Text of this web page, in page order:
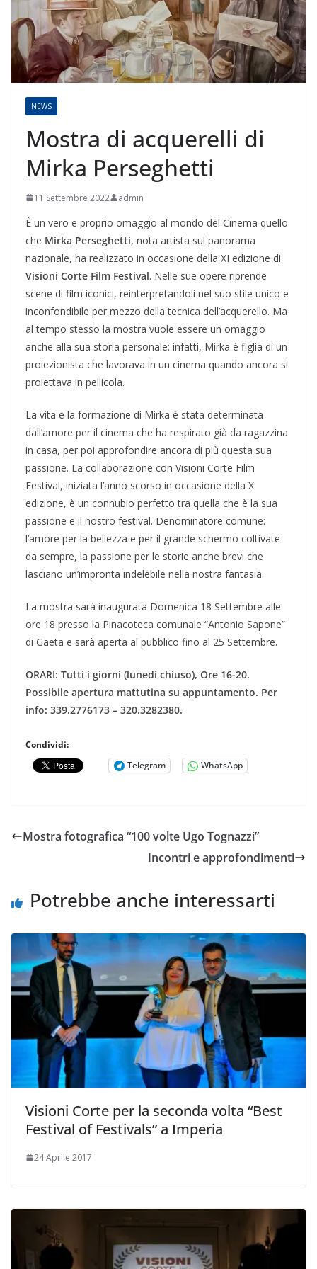
NEWS
Mostra di acquerelli di
Mirka Perseghetti
11 Settembre 2022 admin
È un vero e proprio omaggio al mondo del Cinema quello
che Mirka Perseghetti, nota artista sul panorama
nazionale, ha realizzato in occasione della XI edizione di
Visioni Corte Film Festival. Nelle sue opere riprende
scene di film iconici, reinterpretandoli nel suo stile unico e
inconfondibile per mezzo della tecnica dell’acquerello. Ma
al tempo stesso la mostra vuole essere un omaggio
anche alla sua storia personale: infatti, Mirka è figlia di un
proiezionista che lavorava in un cinema quando ancora si
proiettava in pellicola.
La vita e la formazione di Mirka è stata determinata
dall’amore per il cinema che ha respirato già da ragazzina
in casa, per poi approfondire ancora di più questa sua
passione. La collaborazione con Visioni Corte Film
Festival, iniziata l’anno scorso in occasione della X
edizione, è un connubio perfetto tra quella che è la sua
passione e il nostro festival. Denominatore comune:
l’amore per la bellezza e per il grande schermo coltivate
da sempre, la passione per le storie anche brevi che
lasciano un’impronta indelebile nella nostra fantasia.
La mostra sarà inaugurata Domenica 18 Settembre alle
ore 18 presso la Pinacoteca comunale “Antonio Sapone”
di Gaeta e sarà aperta al pubblico fino al 25 Settembre.
ORARI: Tutti i giorni (lunedì chiuso), Ore 16-20.
Possibile apertura mattutina su appuntamento. Per
info: 339.2776173 – 320.3282380.
Condividi:
Telegram
WhatsApp
Mostra fotografica “100 volte Ugo Tognazzi”
Incontri e approfondimenti
Potrebbe anche interessarti
Visioni Corte per la seconda volta “Best
Festival of Festivals” a Imperia
24 Aprile 2017